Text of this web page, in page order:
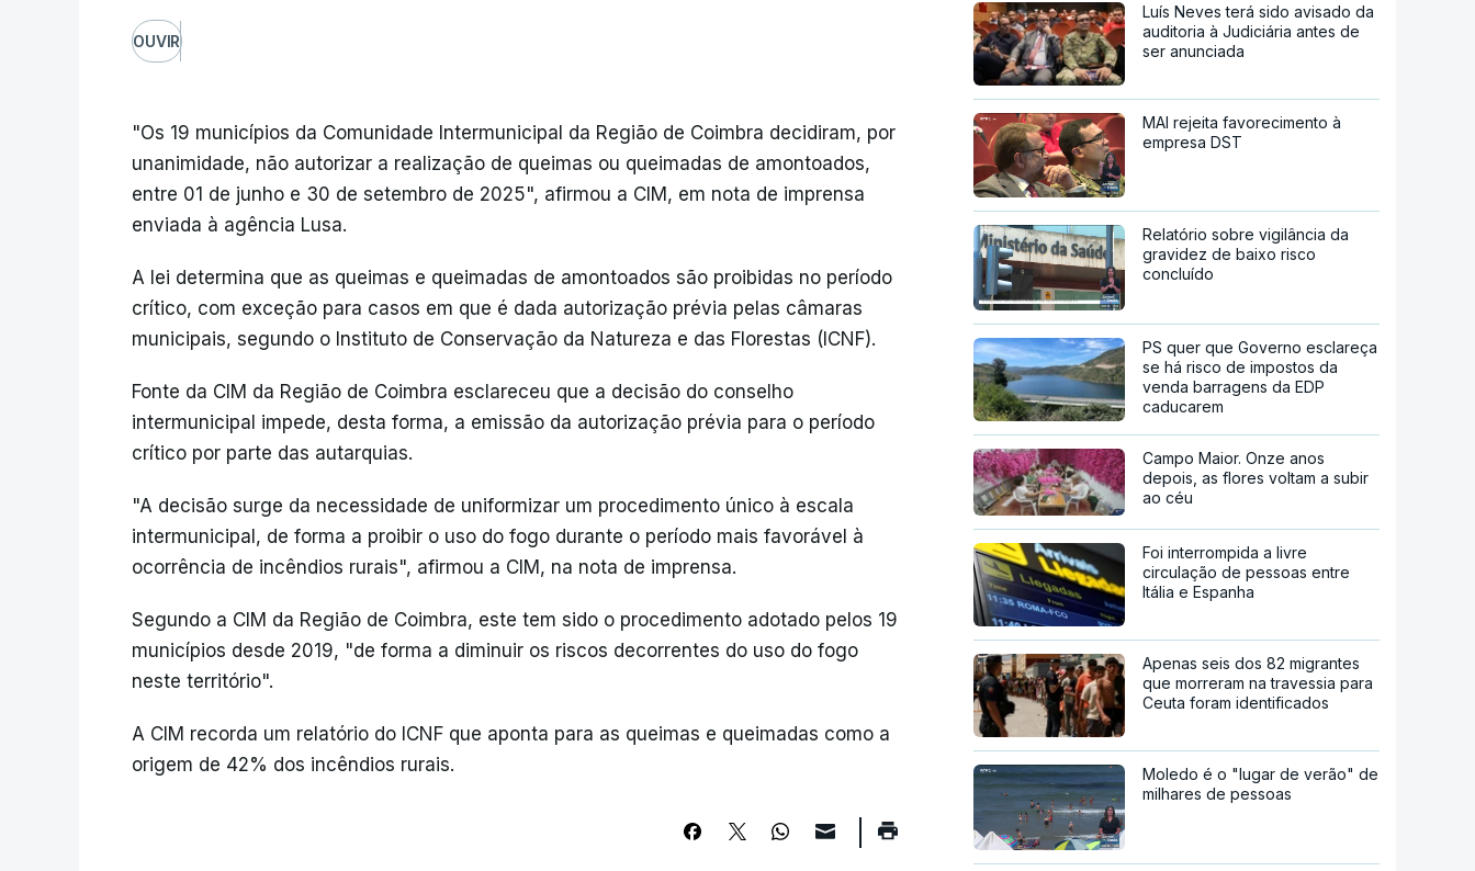
OUVIR
"Os 19 municípios da Comunidade Intermunicipal da Região de Coimbra decidiram, por
unanimidade, não autorizar a realização de queimas ou queimadas de amontoados,
entre 01 de junho e 30 de setembro de 2025", afirmou a CIM, em nota de imprensa
enviada à agência Lusa.
A lei determina que as queimas e queimadas de amontoados são proibidas no período
crítico, com exceção para casos em que é dada autorização prévia pelas câmaras
municipais, segundo o Instituto de Conservação da Natureza e das Florestas (ICNF).
Fonte da CIM da Região de Coimbra esclareceu que a decisão do conselho
intermunicipal impede, desta forma, a emissão da autorização prévia para o período
crítico por parte das autarquias.
"A decisão surge da necessidade de uniformizar um procedimento único à escala
intermunicipal, de forma a proibir o uso do fogo durante o período mais favorável à
ocorrência de incêndios rurais", afirmou a CIM, na nota de imprensa.
Segundo a CIM da Região de Coimbra, este tem sido o procedimento adotado pelos 19
municípios desde 2019, "de forma a diminuir os riscos decorrentes do uso do fogo
neste território".
A CIM recorda um relatório do ICNF que aponta para as queimas e queimadas como a
origem de 42% dos incêndios rurais.
Luís Neves terá sido avisado da
auditoria à Judiciária antes de
ser anunciada
MAI rejeita favorecimento à
empresa DST
Relatório sobre vigilância da
gravidez de baixo risco
concluído
PS quer que Governo esclareça
se há risco de impostos da
venda barragens da EDP
caducarem
Campo Maior. Onze anos
depois, as flores voltam a subir
ao céu
Foi interrompida a livre
circulação de pessoas entre
Itália e Espanha
Apenas seis dos 82 migrantes
que morreram na travessia para
Ceuta foram identificados
Moledo é o "lugar de verão" de
milhares de pessoas